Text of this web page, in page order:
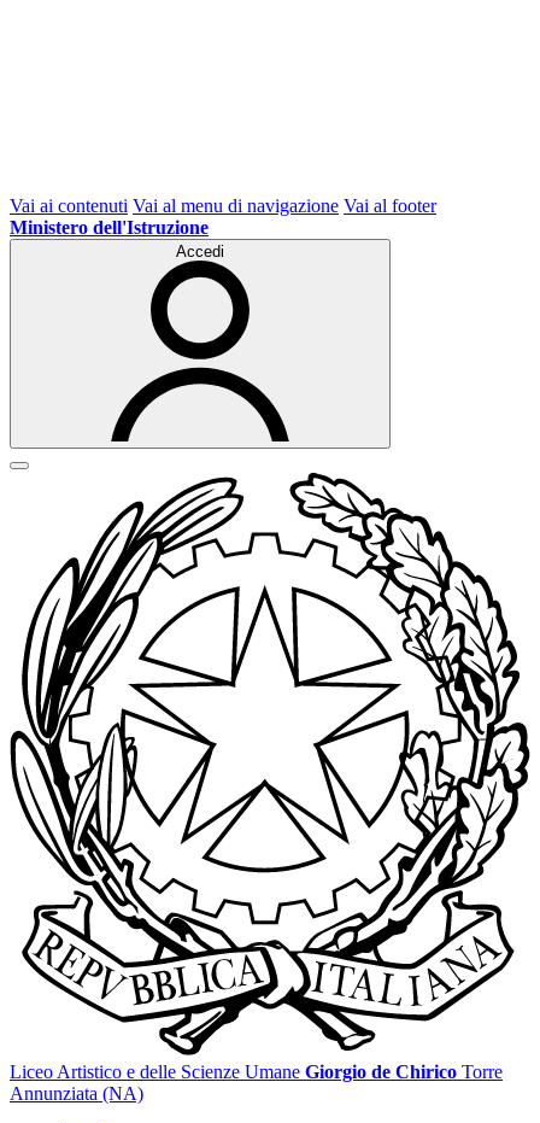
Vai ai contenuti Vai al menu di navigazione Vai al footer
Ministero dell'Istruzione
Accedi
Liceo Artistico e delle Scienze Umane Giorgio de Chirico Torre
Annunziata (NA)